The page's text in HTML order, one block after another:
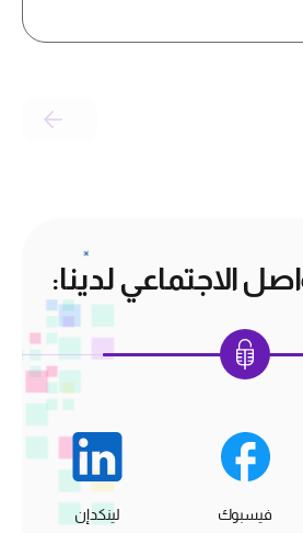
الاجتماعي لدينا:
فيسبوك لينكدإن